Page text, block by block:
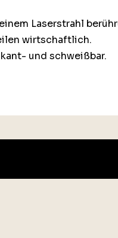
Laserstrahl
wirtschaftlich.
und schweißbar.